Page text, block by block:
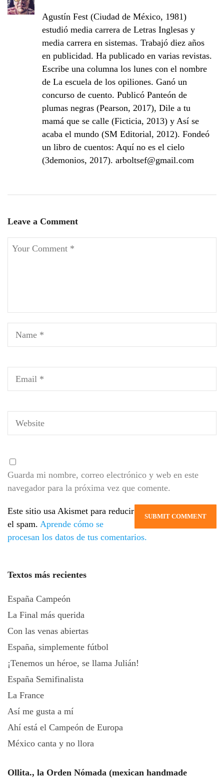
Agustín Fest (Ciudad de México, 1981)
estudió media carrera de Letras Inglesas y
media carrera en sistemas. Trabajó diez años
en publicidad. Ha publicado en varias revistas.
Escribe una columna los lunes con el nombre
de La escuela de los opiliones. Ganó un
concurso de cuento. Publicó Panteón de
plumas negras (Pearson, 2017), Dile a tu
mamá que se calle (Ficticia, 2013) y Así se
acaba el mundo (SM Editorial, 2012). Fondeó
un libro de cuentos: Aquí no es el cielo
(3demonios, 2017). arboltsef@gmail.com
Leave a Comment
Guarda mi nombre, correo electrónico y web en este
navegador para la próxima vez que comente.
Este sitio usa Akismet para reducir
el spam. Aprende cómo se
procesan los datos de tus comentarios.
Textos más recientes
España Campeón
La Final más querida
Con las venas abiertas
España, simplemente fútbol
¡Tenemos un héroe, se llama Julián!
España Semifinalista
La France
Así me gusta a mí
Ahí está el Campeón de Europa
México canta y no llora
Ollita., la Orden Nómada (mexican handmade